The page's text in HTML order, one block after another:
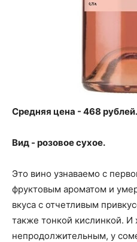
Средняя цена - 468 рублей.
Вид - розовое сухое.
Это вино узнаваемо с
фруктовым ароматом и
вкуса с отчетливым
также тонкой кислинкой. И
непродолжительным, у